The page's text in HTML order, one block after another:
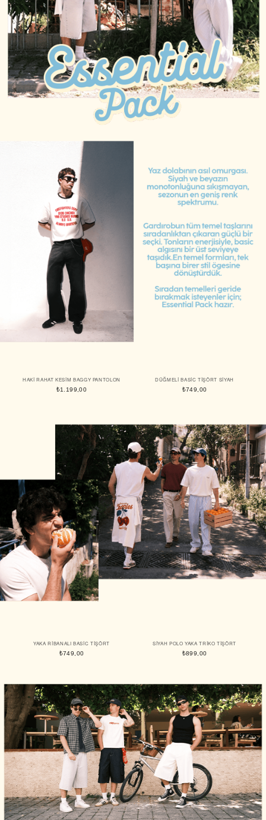
HAKI RAHAT KESIM BAGGY PANTOLON
₺1.199,00
DÜĞMELI BASIC TIŞÖRT SIYAH
₺749,00
YAKA RIBANALI BASIC TIŞÖRT
₺749,00
SIYAH POLO YAKA TRIKO TIŞÖRT
₺899,00